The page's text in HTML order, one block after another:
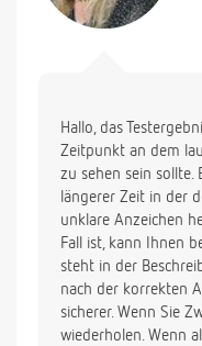
Hallo, das
Zeitpunkt an dem
zu sehen sein sollte.
längerer Zeit in der
unklare Anzeichen
Fall ist, kann Ihnen
steht in der
nach der korrekten
sicherer. Wenn Sie
wiederholen. Wenn